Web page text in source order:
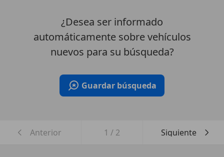
¿Desea ser informado
automáticamente sobre vehículos
nuevos para su búsqueda?
Guardar búsqueda
Anterior 1 / 2 Siguiente